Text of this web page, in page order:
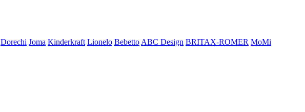
Dorechi Joma Kinderkraft Lionelo Bebetto ABC Design BRITAX-ROMER MoMi